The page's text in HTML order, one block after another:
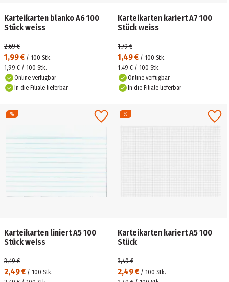
Karteikarten blanko A6 100
Stück weiss
1,99 € / 100 Stk.
2,69 €
1,99 € / 100 Stk.
Online verfügbar
In die Filiale lieferbar
Karteikarten kariert A7 100
Stück weiss
1,49 € / 100 Stk.
1,79 €
1,49 € / 100 Stk.
Online verfügbar
In die Filiale lieferbar
Karteikarten liniert A5 100
Stück weiss
2,49 € / 100 Stk.
3,49 €
Karteikarten kariert A5 100
Stück
2,49 € / 100 Stk.
3,49 €